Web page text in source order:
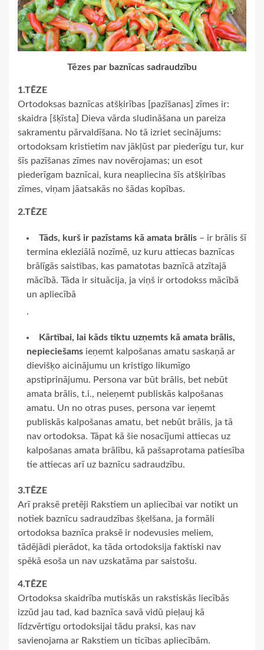
Tēzes par baznīcas sadraudzību
1.TĒZE
Ortodoksas baznīcas atšķirības [pazīšanas] zīmes ir:
skaidra [šķīsta] Dieva vārda sludināšana un pareiza
sakramentu pārvaldīšana. No tā izriet secinājums:
ortodoksam kristietim nav jākļūst par piederīgu tur, kur
šīs pazīšanas zīmes nav novērojamas; un esot
piederīgam baznīcai, kura neapliecina šīs atšķirības
zīmes, viņam jāatsakās no šādas kopības.
2.TĒZE
Tāds, kurš ir pazīstams kā amata brālis – ir brālis šī
termina ekleziālā nozīmē, uz kuru attiecas baznīcas
brālīgās saistības, kas pamatotas baznīcā atzītajā
mācībā. Tāda ir situācija, ja viņš ir ortodokss mācībā
un apliecībā
.
Kārtībai, lai kāds tiktu uzņemts kā amata brālis,
nepieciešams ieņemt kalpošanas amatu saskaņā ar
dievišķo aicinājumu un kristīgo likumīgo
apstiprinājumu. Persona var būt brālis, bet nebūt
amata brālis, t.i., neieņemt publiskās kalpošanas
amatu. Un no otras puses, persona var ieņemt
publiskās kalpošanas amatu, bet nebūt brālis, ja tā
nav ortodoksa. Tāpat kā šie nosacījumi attiecas uz
kalpošanas amata brālību, kā pašsaprotama patiesība
tie attiecas arī uz baznīcu sadraudzību.
3.TĒZE
Arī praksē pretēji Rakstiem un apliecībai var notikt un
notiek baznīcu sadraudzības šķelšana, ja formāli
ortodoksa baznīca praksē ir nodevusies meliem,
tādējādi pierādot, ka tāda ortodoksija faktiski nav
spēkā esoša un nav uzskatāma par saistošu.
4.TĒZE
Ortodoksa skaidrība mutiskās un rakstiskās liecībās
izzūd jau tad, kad baznīca savā vidū pieļauj kā
līdzvērtīgu ortodoksijai tādu praksi, kas nav
savienojama ar Rakstiem un ticības apliecībām.